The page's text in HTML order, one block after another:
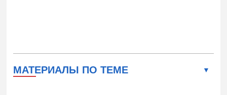
МАТЕРИАЛЫ ПО ТЕМЕ